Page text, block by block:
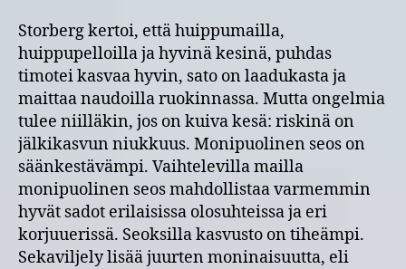
Storberg kertoi, että huippumailla,
huippupelloilla ja hyvinä kesinä, puhdas
timotei kasvaa hyvin, sato on laadukasta ja
maittaa naudoilla ruokinnassa. Mutta ongelmia
tulee niilläkin, jos on kuiva kesä: riskinä on
jälkikasvun niukkuus. Monipuolinen seos on
säänkestävämpi. Vaihtelevilla mailla
monipuolinen seos mahdollistaa varmemmin
hyvät sadot erilaisissa olosuhteissa ja eri
korjuuerissä. Seoksilla kasvusto on tiheämpi.
Sekaviljely lisää juurten moninaisuutta, eli